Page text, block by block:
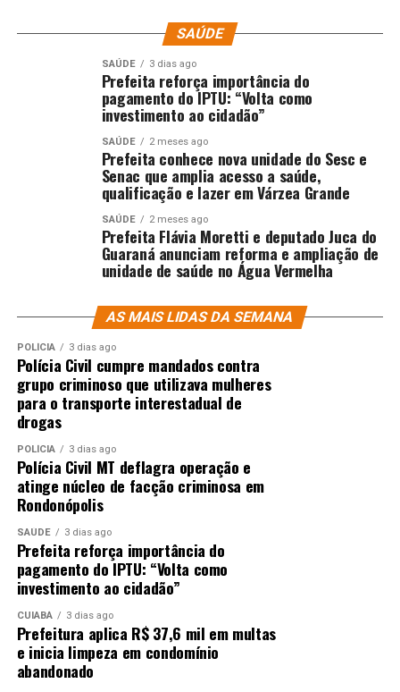
SAÚDE
SAÚDE 3 dias ago
Prefeita reforça importância do
pagamento do IPTU: “Volta como
investimento ao cidadão”
SAÚDE 2 meses ago
Prefeita conhece nova unidade do Sesc e
Senac que amplia acesso a saúde,
qualificação e lazer em Várzea Grande
SAÚDE 2 meses ago
Prefeita Flávia Moretti e deputado Juca do
Guaraná anunciam reforma e ampliação de
unidade de saúde no Água Vermelha
AS MAIS LIDAS DA SEMANA
POLÍCIA 3 dias ago
Polícia Civil cumpre mandados contra
grupo criminoso que utilizava mulheres
para o transporte interestadual de
drogas
POLÍCIA 3 dias ago
Polícia Civil MT deflagra operação e
atinge núcleo de facção criminosa em
Rondonópolis
SAÚDE 3 dias ago
Prefeita reforça importância do
pagamento do IPTU: “Volta como
investimento ao cidadão”
CUIABÁ 3 dias ago
Prefeitura aplica R$ 37,6 mil em multas
e inicia limpeza em condomínio
abandonado